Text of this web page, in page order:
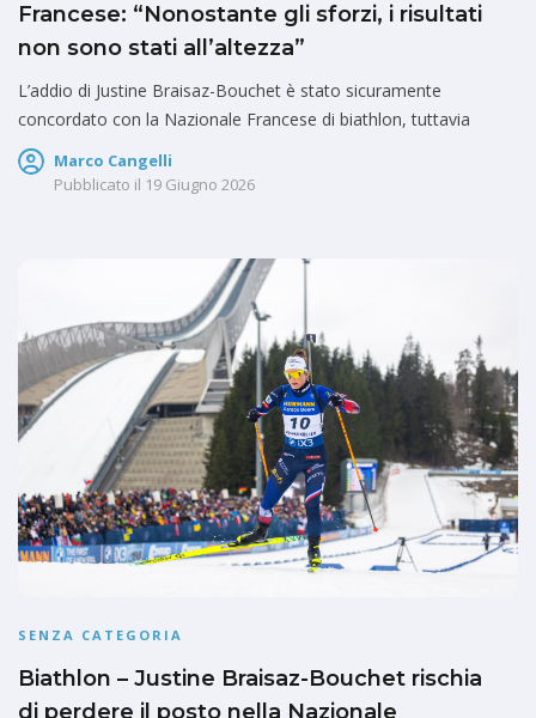
Francese: “Nonostante gli sforzi, i risultati
non sono stati all’altezza”
L’addio di Justine Braisaz-Bouchet è stato sicuramente
concordato con la Nazionale Francese di biathlon, tuttavia
Marco Cangelli
Pubblicato il 19 Giugno 2026
SENZA CATEGORIA
Biathlon – Justine Braisaz-Bouchet rischia
di perdere il posto nella Nazionale